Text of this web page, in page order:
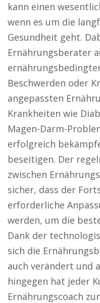
kann einen
wenn es um die
Gesundheit geht.
Ernährungsberater
Beschwerden oder
angepassten
Krankheiten wie
Magen-Darm-
erfolgreich
beseitigen. Der
zwischen
sicher, dass der
erforderliche
werden, um die
Dank der
sich die
auch verändert und
hingegen hat jeder
Ernährungscoach